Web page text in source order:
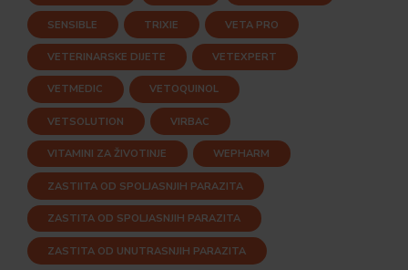
SENSIBLE TRIXIE VETA PRO
VETERINARSKE DIJETE VETEXPERT
VETMEDIC VETOQUINOL
VETSOLUTION VIRBAC
VITAMINI ZA ŽIVOTINJE WEPHARM
ZASTIITA OD SPOLJASNJIH PARAZITA
ZASTITA OD SPOLJASNJIH PARAZITA
ZASTITA OD UNUTRASNJIH PARAZITA